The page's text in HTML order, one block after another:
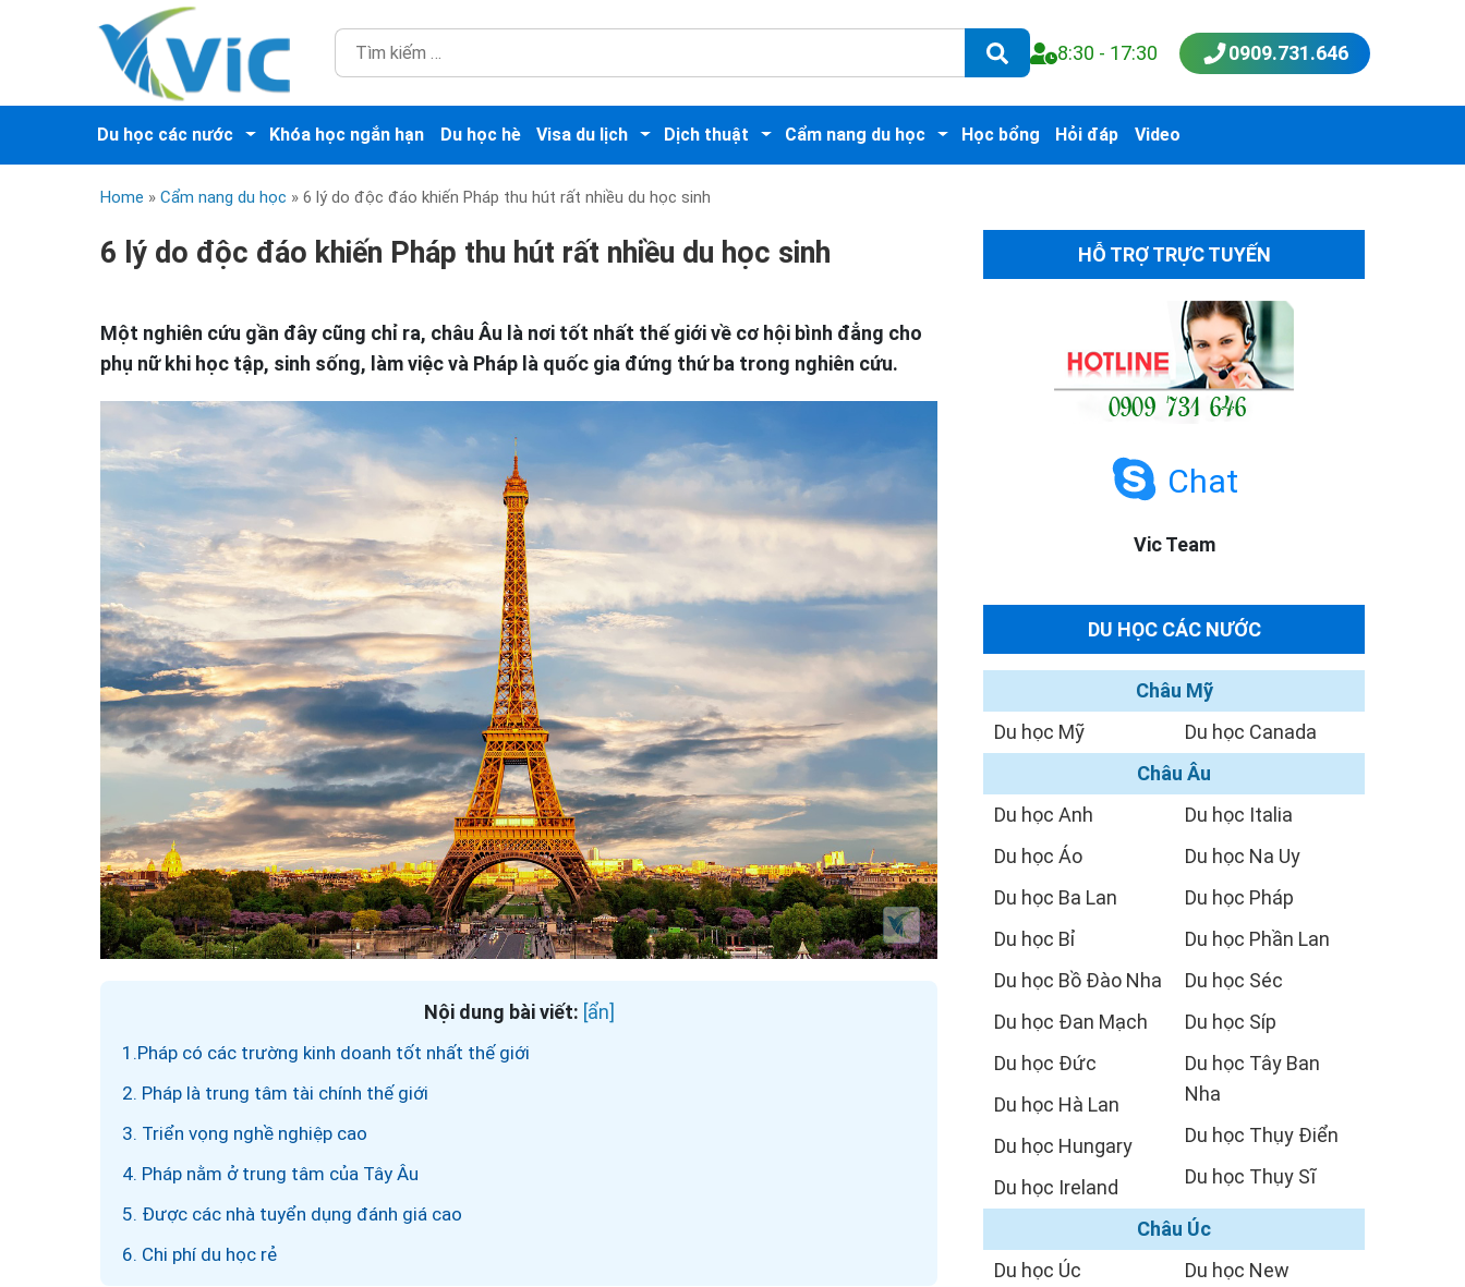
8:30 - 17:30 0909.731.646
Du học các nước Khóa học ngắn hạn Du học hè Visa du lịch Dịch thuật Cẩm nang du học Học bổng Hỏi đáp Video
Home » Cẩm nang du học » 6 lý do độc đáo khiến Pháp thu hút rất nhiều du học sinh
6 lý do độc đáo khiến Pháp thu hút rất nhiều du học sinh
Một nghiên cứu gần đây cũng chỉ ra, châu Âu là nơi tốt nhất thế giới về cơ hội bình đẳng cho
phụ nữ khi học tập, sinh sống, làm việc và Pháp là quốc gia đứng thứ ba trong nghiên cứu.
Nội dung bài viết:
1.Pháp có các trường kinh doanh tốt nhất thế giới
2. Pháp là trung tâm tài chính thế giới
3. Triển vọng nghề nghiệp cao
4. Pháp nằm ở trung tâm của Tây Âu
5. Được các nhà tuyển dụng đánh giá cao
6. Chi phí du học rẻ
HỖ TRỢ TRỰC TUYẾN
Chat
Vic Team
DU HỌC CÁC NƯỚC
Châu Mỹ
Du học Mỹ
Du học Canada
Châu Âu
Du học Anh
Du học Áo
Du học Ba Lan
Du học Bỉ
Du học Bồ Đào Nha
Du học Đan Mạch
Du học Đức
Du học Hà Lan
Du học Hungary
Du học Ireland
Du học Italia
Du học Na Uy
Du học Pháp
Du học Phần Lan
Du học Séc
Du học Síp
Du học Tây Ban
Nha
Du học Thụy Điển
Du học Thụy Sĩ
Châu Úc
Du học Úc
Du học New